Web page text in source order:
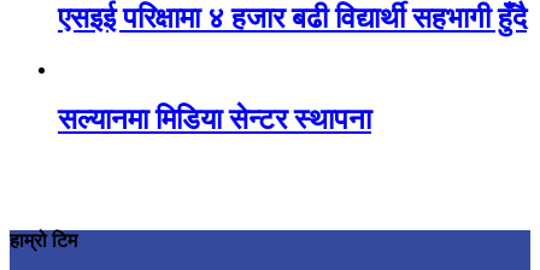
एसइई परिक्षामा ४ हजार बढी विद्यार्थी सहभागी हुँदै
सल्यानमा मिडिया सेन्टर स्थापना
हाम्रो टिम